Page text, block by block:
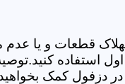
قطعات و یا عدم
استفاده
دزفول کمک بخواهید